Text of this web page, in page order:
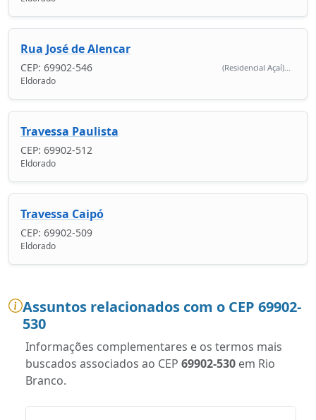
Rua José de Alencar
CEP: 69902-546 (Residencial Açaí)...
Eldorado
Travessa Paulista
CEP: 69902-512
Eldorado
Travessa Caipó
CEP: 69902-509
Eldorado
Assuntos relacionados com o CEP 69902-
530
Informações complementares e os termos mais
buscados associados ao CEP 69902-530 em Rio
Branco.